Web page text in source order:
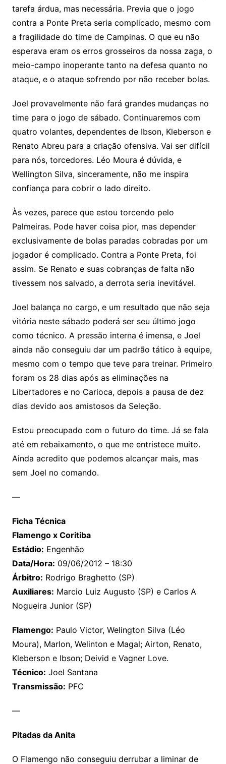
tarefa árdua, mas necessária. Previa que o jogo
contra a Ponte Preta seria complicado, mesmo com
a fragilidade do time de Campinas. O que eu não
esperava eram os erros grosseiros da nossa zaga, o
meio-campo inoperante tanto na defesa quanto no
ataque, e o ataque sofrendo por não receber bolas.
Joel provavelmente não fará grandes mudanças no
time para o jogo de sábado. Continuaremos com
quatro volantes, dependentes de Ibson, Kleberson e
Renato Abreu para a criação ofensiva. Vai ser difícil
para nós, torcedores. Léo Moura é dúvida, e
Wellington Silva, sinceramente, não me inspira
confiança para cobrir o lado direito.
Às vezes, parece que estou torcendo pelo
Palmeiras. Pode haver coisa pior, mas depender
exclusivamente de bolas paradas cobradas por um
jogador é complicado. Contra a Ponte Preta, foi
assim. Se Renato e suas cobranças de falta não
tivessem nos salvado, a derrota seria inevitável.
Joel balança no cargo, e um resultado que não seja
vitória neste sábado poderá ser seu último jogo
como técnico. A pressão interna é imensa, e Joel
ainda não conseguiu dar um padrão tático à equipe,
mesmo com o tempo que teve para treinar. Primeiro
foram os 28 dias após as eliminações na
Libertadores e no Carioca, depois a pausa de dez
dias devido aos amistosos da Seleção.
Estou preocupado com o futuro do time. Já se fala
até em rebaixamento, o que me entristece muito.
Ainda acredito que podemos alcançar mais, mas
sem Joel no comando.
—
Ficha Técnica
Flamengo x Coritiba
Estádio: Engenhão
Data/Hora: 09/06/2012 – 18:30
Árbitro: Rodrigo Braghetto (SP)
Auxiliares: Marcio Luiz Augusto (SP) e Carlos A
Nogueira Junior (SP)
Flamengo: Paulo Victor, Welington Silva (Léo
Moura), Marlon, Welinton e Magal; Airton, Renato,
Kleberson e Ibson; Deivid e Vagner Love.
Técnico: Joel Santana
Transmissão: PFC
—
Pitadas da Anita
O Flamengo não conseguiu derrubar a liminar de